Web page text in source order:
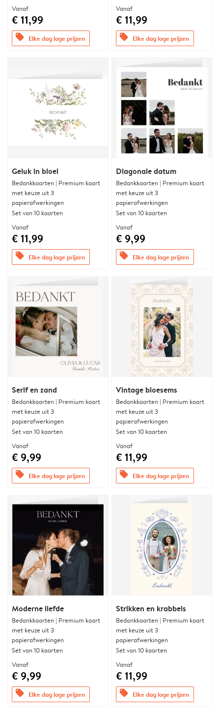
Vanaf
€ 11,99
offers Elke dag lage prijzen
Vanaf
€ 11,99
offers Elke dag lage prijzen
Geluk in bloei
Bedankkaarten | Premium kaart
met keuze uit 3
papierafwerkingen
Set van 10 kaarten
Vanaf
€ 11,99
offers Elke dag lage prijzen
Diagonale datum
Bedankkaarten | Premium kaart
met keuze uit 3
papierafwerkingen
Set van 10 kaarten
Vanaf
€ 9,99
offers Elke dag lage prijzen
Serif en zand
Bedankkaarten | Premium kaart
met keuze uit 3
papierafwerkingen
Set van 10 kaarten
Vanaf
€ 9,99
offers Elke dag lage prijzen
Vintage bloesems
Bedankkaarten | Premium kaart
met keuze uit 3
papierafwerkingen
Set van 10 kaarten
Vanaf
€ 11,99
offers Elke dag lage prijzen
Moderne liefde
Bedankkaarten | Premium kaart
met keuze uit 3
papierafwerkingen
Set van 10 kaarten
Vanaf
€ 9,99
offers Elke dag lage prijzen
Strikken en krabbels
Bedankkaarten | Premium kaart
met keuze uit 3
papierafwerkingen
Set van 10 kaarten
Vanaf
€ 11,99
offers Elke dag lage prijzen